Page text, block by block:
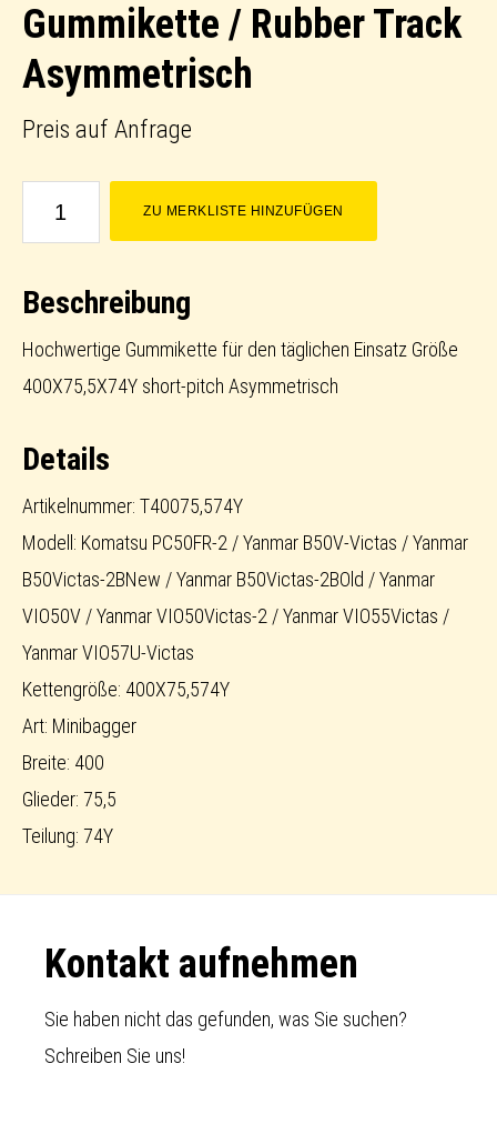
Gummikette / Rubber Track
Asymmetrisch
Preis auf Anfrage
Gummikette
Track
Asymmetrisch
Menge
ZU MERKLISTE HINZUFÜGEN
Beschreibung
Hochwertige Gummikette für den täglichen Einsatz Größe
400X75,5X74Y short-pitch Asymmetrisch
Details
Artikelnummer: T40075,574Y
Modell: Komatsu PC50FR-2 / Yanmar B50V-Victas / Yanmar
B50Victas-2BNew / Yanmar B50Victas-2BOld / Yanmar
VIO50V / Yanmar VIO50Victas-2 / Yanmar VIO55Victas /
Yanmar VIO57U-Victas
Kettengröße: 400X75,574Y
Art: Minibagger
Breite: 400
Glieder: 75,5
Teilung: 74Y
Footer
Kontakt aufnehmen
Sie haben nicht das gefunden, was Sie suchen?
Schreiben Sie uns!